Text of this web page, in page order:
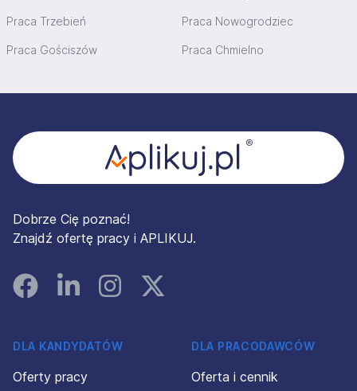
Praca Trzebień Praca Nowogrodziec
Praca Gościszów Praca Chmielno
Dobrze Cię poznać!
Znajdź ofertę pracy i APLIKUJ.
FacebookLinked InInstagramInstagram
DLA KANDYDATÓW
Oferty pracy
DLA PRACODAWCÓW
Oferta i cennik